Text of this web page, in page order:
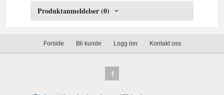
Produktanmeldelser (0)
Forside Bli kunde Logg inn Kontakt oss